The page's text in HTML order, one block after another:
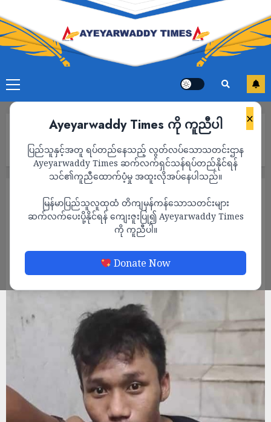
×
Ayeyarwaddy Times ကို ကူညီပါ
ပြည်သူနှင့်အတူ ရပ်တည်နေသည့် လွတ်လပ်သောသတင်းဌာန
Ayeyarwaddy Times ဆက်လက်ရှင်သန်ရပ်တည်နိုင်ရန်
သင်၏ကူညီထောက်ပံ့မှု အထူးလိုအပ်နေပါသည်။
မြန်မာပြည်သူလူထုထံ တိကျမှန်ကန်သောသတင်းများ
ဆက်လက်ပေးပို့နိုင်ရန် ကျေးဇူးပြု၍ Ayeyarwaddy Times
ကို ကူညီပါ။
Donate Now
ကလေးငယ်ကို လည်ပင်းညှစ်သတ်မှုဖြစ်ပွား
မလေးရှားတွင် မြန်မာလူငယ်တစ်ဦးက အသက်
၇ နှစ်အရွယ် မြန်မာကလေးငယ်ကို လည်ပင်း
ညှစ်သတ်မှုဖြစ်ပွား
ADMIN APRIL 16, 2024